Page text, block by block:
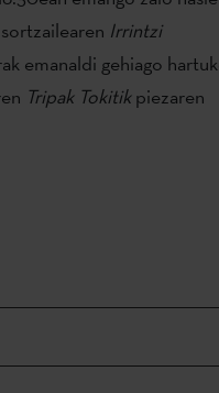
Irrintzi
emanaldi gehiago
Tripak Tokitikpiezaren